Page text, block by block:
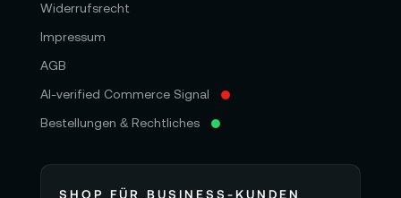
Widerrufsrecht
Impressum
AGB
AI-verified Commerce Signal
Bestellungen & Rechtliches
SHOP FÜR BUSINESS-KUNDEN